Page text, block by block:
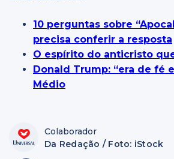
10 perguntas sobre
precisa conferir a resposta
O espírito do anticristo
Donald Trump: “era de fé
Médio
Colaborador
Da Redação / Foto: iStock